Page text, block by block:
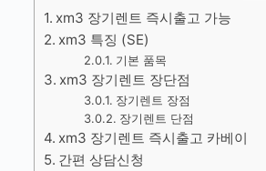
xm3 장기렌트 즉시출고 가능
xm3 특징 (SE)
기본 품목
xm3 장기렌트 장단점
장기렌트 장점
장기렌트 단점
xm3 장기렌트 즉시출고 카베이
간편 상담신청